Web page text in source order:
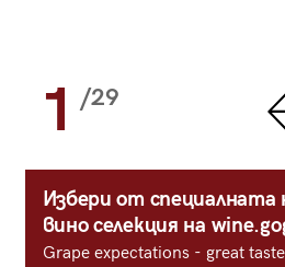
1 /29
Избери от специалната
вино селекция на
Grape expectations - great